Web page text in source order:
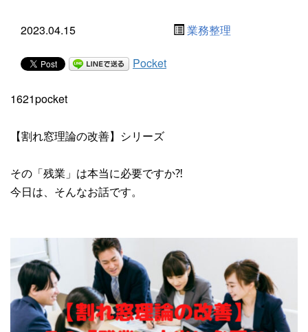
2023.04.15 業務整理
Pocket
1621pocket
【割れ窓理論の改善】シリーズ
その「残業」は本当に必要ですか⁈
今日は、そんなお話です。